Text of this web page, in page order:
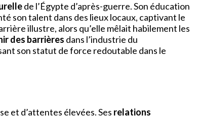
de l’Égypte d’après-guerre. Son éducation
son talent dans des lieux locaux, captivant le
illustre, alors qu’elle mêlait habilement les
des barrières dans l’industrie du
son statut de force redoutable dans le
et d’attentes élevées. Ses relations